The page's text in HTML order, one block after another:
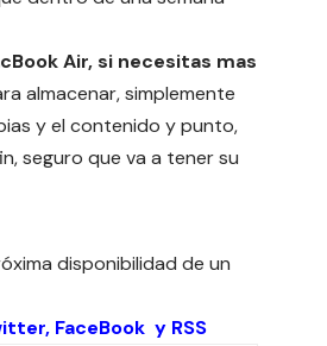
Air, si necesitas mas
almacenar, simplemente
y el contenido y punto,
seguro que va a tener su
disponibilidad de un
, FaceBook y RSS